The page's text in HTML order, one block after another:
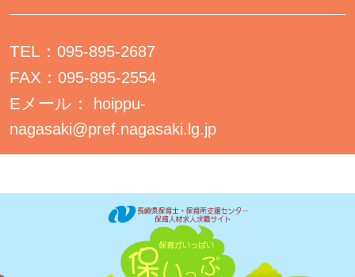
TEL： 095-895-2687
FAX： 095-895-2554
Eメール：
hoippu-
nagasaki@pref.nagasaki.lg.jp